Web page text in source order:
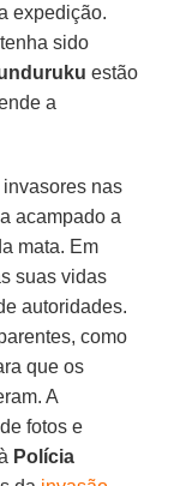
expedição.
sido
estão
a
nas
acampado a
mata. Em
suas vidas
autoridades.
como
que os
A
fotos e
Polícia